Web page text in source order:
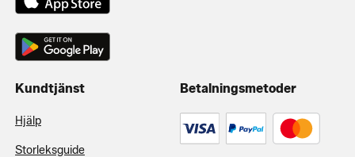
Kundtjänst
Hjälp
Storleksguide
Betalningsmetoder